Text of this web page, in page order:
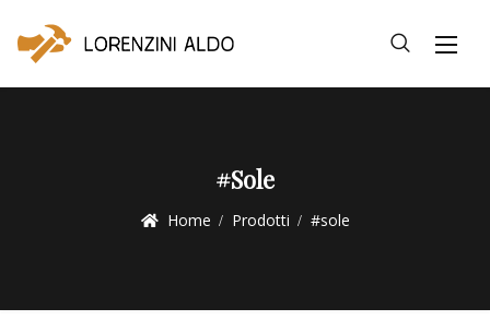
#sole
Home Prodotti #sole